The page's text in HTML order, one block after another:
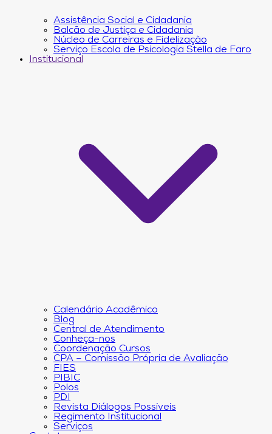
Assistência Social e Cidadania
Balcão de Justiça e Cidadania
Núcleo de Carreiras e Fidelização
Serviço Escola de Psicologia Stella de Faro
Institucional
Calendário Acadêmico
Blog
Central de Atendimento
Conheça-nos
Coordenação Cursos
CPA – Comissão Própria de Avaliação
FIES
PIBIC
Polos
PDI
Revista Diálogos Possíveis
Regimento Institucional
Serviços